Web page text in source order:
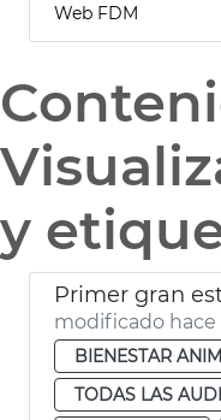
Web FDM
y
modificado hace
BIENESTAR
TODAS LAS